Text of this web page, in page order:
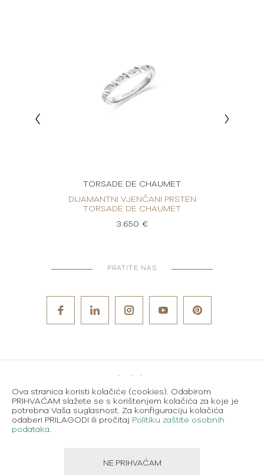
TORSADE DE CHAUMET
DIJAMANTNI VJENČANI PRSTEN
TORSADE DE CHAUMET
3.650 €
PRATITE NAS
Karijere
Uvjeti korištenja
Ova stranica koristi kolačiće (cookies). Odabirom
PRIHVAĆAM slažete se s korištenjem kolačića za koje je
potrebna Vaša suglasnost. Za konfiguraciju kolačića
odaberi PRILAGODI ili pročitaj Politiku zaštite osobnih
podataka.
NE PRIHVAĆAM